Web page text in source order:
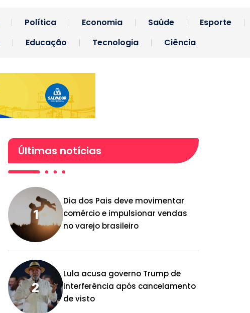
Política Economia Saúde
Esporte
Educação Tecnologia Ciência
Últimas notícias
Dia dos Pais deve movimentar
comércio e impulsionar vendas
no varejo brasileiro
Lula acusa governo Trump de
interferência após cancelamento
de visto